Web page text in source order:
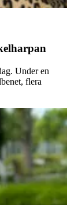
Under en
flera